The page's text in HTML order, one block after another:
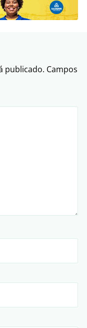
publicado. Campos